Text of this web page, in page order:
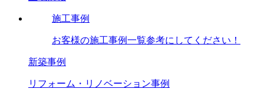
施工事例
お客様の施工事例一覧参考にしてください！
新築事例
リフォーム・リノベーション事例